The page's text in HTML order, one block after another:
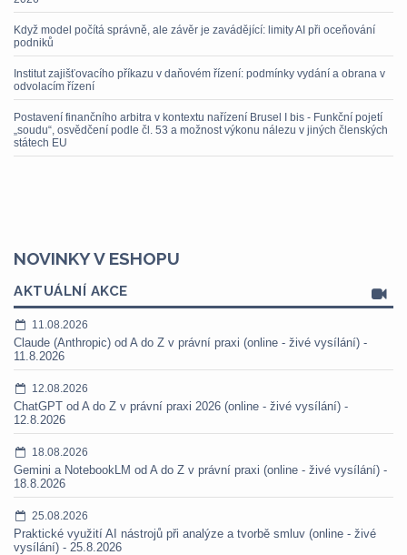
Když model počítá správně, ale závěr je zavádějící: limity AI při oceňování
podniků
Institut zajišťovacího příkazu v daňovém řízení: podmínky vydání a obrana v
odvolacím řízení
Postavení finančního arbitra v kontextu nařízení Brusel I bis - Funkční pojetí
„soudu“, osvědčení podle čl. 53 a možnost výkonu nálezu v jiných členských
státech EU
NOVINKY V ESHOPU
AKTUÁLNÍ AKCE
11.08.2026
Claude (Anthropic) od A do Z v právní praxi (online - živé vysílání) -
11.8.2026
12.08.2026
ChatGPT od A do Z v právní praxi 2026 (online - živé vysílání) -
12.8.2026
18.08.2026
Gemini a NotebookLM od A do Z v právní praxi (online - živé vysílání) -
18.8.2026
25.08.2026
Praktické využití AI nástrojů při analýze a tvorbě smluv (online - živé
vysílání) - 25.8.2026